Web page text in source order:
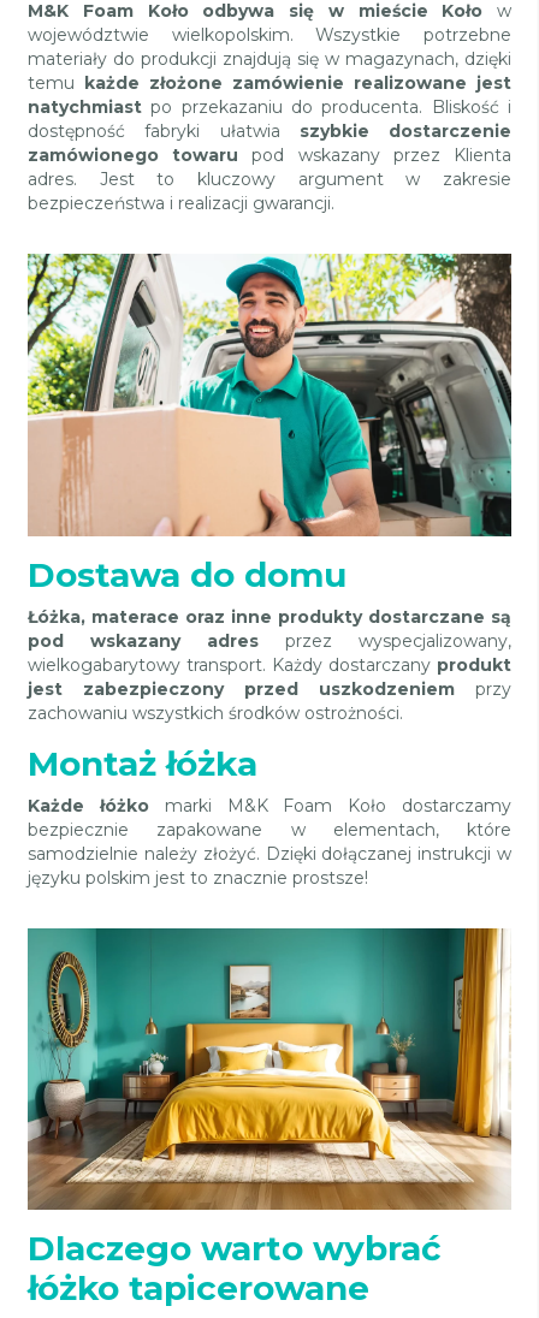
M&K Foam Koło odbywa się w mieście Koło w
województwie wielkopolskim. Wszystkie potrzebne
materiały do produkcji znajdują się w magazynach, dzięki
temu
każde złożone zamówienie realizowane jest
natychmiast po przekazaniu do producenta. Bliskość i
dostępność fabryki ułatwia szybkie dostarczenie
zamówionego towaru pod wskazany przez Klienta
adres. Jest to kluczowy argument w zakresie
bezpieczeństwa i realizacji gwarancji.
Dostawa do domu
Łóżka, materace oraz inne produkty dostarczane są
pod wskazany adres przez wyspecjalizowany,
wielkogabarytowy transport. Każdy dostarczany produkt
jest zabezpieczony przed uszkodzeniem przy
zachowaniu wszystkich środków ostrożności.
Montaż łóżka
Każde łóżkomarki M&K Foam Koło dostarczamy
bezpiecznie zapakowane w elementach, które
samodzielnie należy złożyć. Dzięki dołączanej instrukcji w
języku polskim jest to znacznie prostsze!
Dlaczego warto wybrać
łóżko tapicerowane